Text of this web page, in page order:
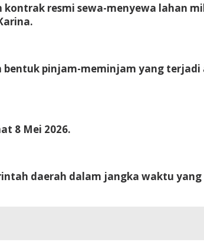
resmi sewa-menyewa lahan
pinjam-meminjam yang terjadi
8 Mei 2026.
daerah dalam jangka waktu